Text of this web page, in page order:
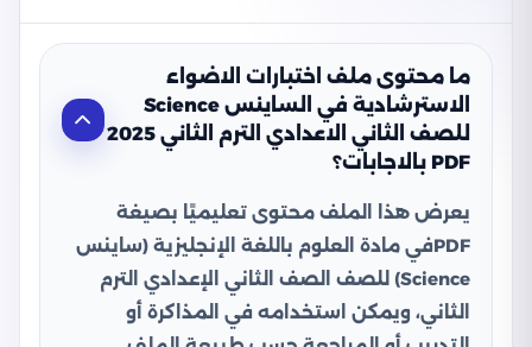
ما محتوى ملف اختبارات الاضواء
الاسترشادية في الساينس Science
للصف الثاني الاعدادي الترم الثاني 2025
PDF بالاجابات؟
يعرض هذا الملف محتوى تعليميًا بصيغة
PDFفي مادة العلوم باللغة الإنجليزية (ساينس
Science) للصف الصف الثاني الإعدادي الترم
الثاني، ويمكن استخدامه في المذاكرة أو